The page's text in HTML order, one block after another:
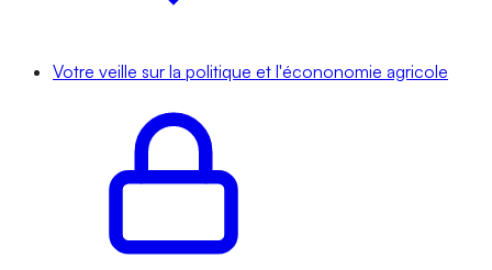
Votre veille sur la politique et l'écononomie agricole